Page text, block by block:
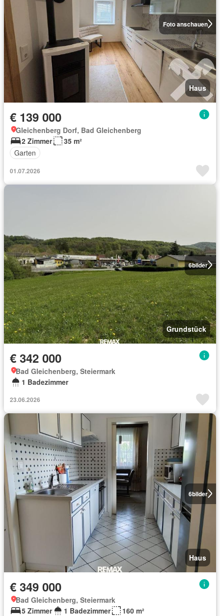
Foto anschauen
Haus
€ 139 000
Gleichenberg Dorf, Bad Gleichenberg
2 Zimmer
35 m²
Garten
01.07.2026
6bilder
Grundstück
€ 342 000
Bad Gleichenberg, Steiermark
1 Badezimmer
23.06.2026
6bilder
Haus
€ 349 000
Bad Gleichenberg, Steiermark
5 Zimmer
1 Badezimmer
160 m²